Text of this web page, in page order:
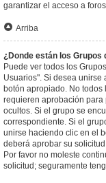
garantizar el acceso a
Arriba
¿Donde están los Grupos
Puede ver todos los
Usuarios". Si desea unirse
botón apropiado. No
requieren aprobación para
ocultos. Si el grupo se
correspondiente. Si el
unirse haciendo clic en el
deberá aprobar su
Por favor no moleste
solicitud; seguramente